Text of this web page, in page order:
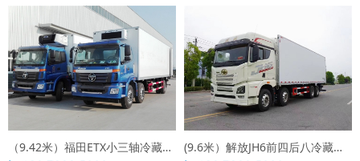
（9.42米）福田ETX小三轴冷藏车厂家 (9.6米）解放JH6前四后八冷藏车报价